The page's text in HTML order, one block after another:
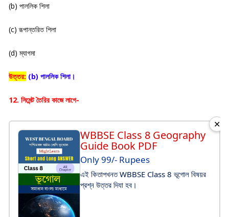
(b) পাললিক শিলা
(c) রূপান্তরিত শিলা
(d) ম্যাগমা
উত্তর: (b) পাললিক শিলা।
12. সিমেন্ট তৈরির কাজে লাগে-
WBBSE Class 8 Geography
Guide Book PDF
Only 99/- Rupees
এই কিতাপখনত WBBSE Class 8 ভূগোল বিষয়র
প্রশ্ন উত্তর দিযা হব।
✕